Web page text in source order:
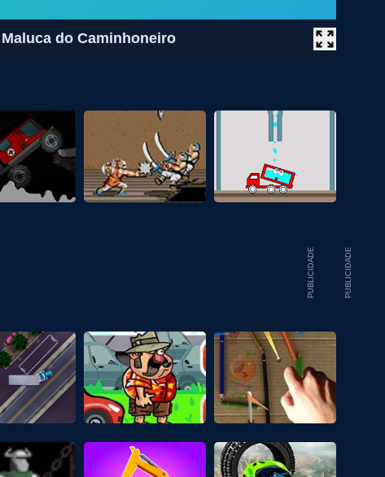
do Caminhoneiro
PUBLICIDADE
PUBLICIDADE